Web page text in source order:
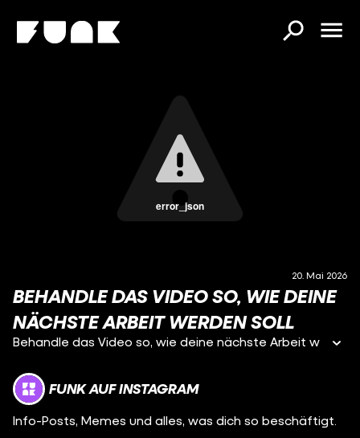
error_json
20. Mai 2026
BEHANDLE DAS VIDEO SO, WIE DEINE
NÄCHSTE ARBEIT WERDEN SOLL
Behandle das Video so, wie deine nächste Arbeit w
FUNK AUF INSTAGRAM
Info-Posts, Memes und alles, was dich so beschäftigt.